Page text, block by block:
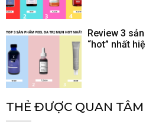
Review 3
“hot” nhất
THẺ ĐƯỢC QUAN TÂM